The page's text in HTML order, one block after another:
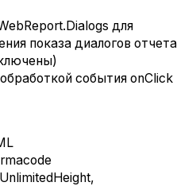
для
показа диалогов отчета
события onClick